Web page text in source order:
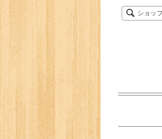
ショッ